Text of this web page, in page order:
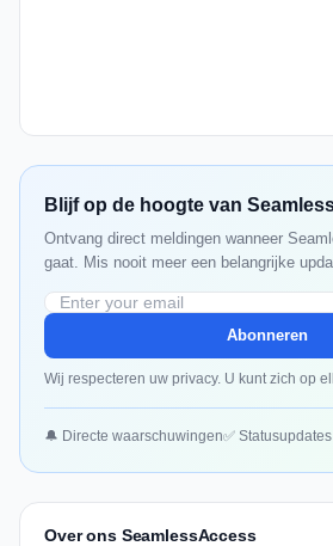
Blijf op de hoogte van
Ontvang direct meldingen wanneer
gaat. Mis nooit meer een belangrijke
Abonneren
Wij respecteren uw privacy. U kunt zich op
🔔 Directe waarschuwingen✅ Statusupdates
Over ons SeamlessAccess